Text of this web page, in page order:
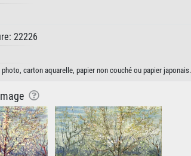
22226
carton aquarelle, papier non couché ou papier japonais.